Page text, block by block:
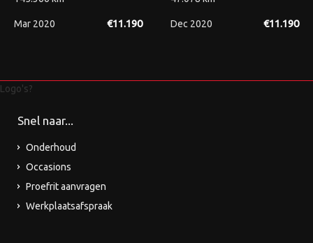
Mar 2020 €11.190 Dec 2020 €11.190
Logo's?
Snel naar...
Onderhoud
Occasions
Proefrit aanvragen
Werkplaatsafspraak